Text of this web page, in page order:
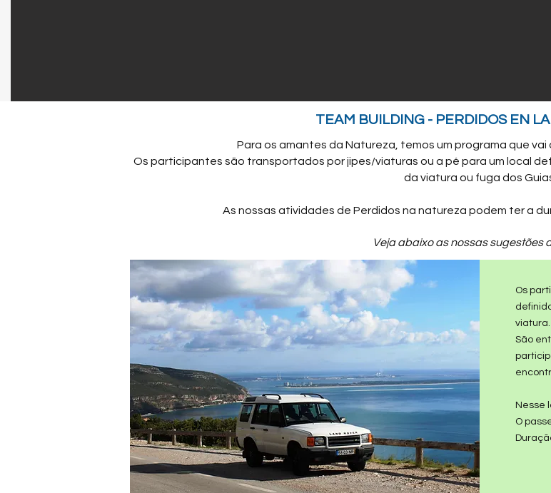
TEAM BUILDING - PERDIDOS EN
Para os amantes da Natureza, temos um programa que
Os participantes são transportados por jipes/viaturas ou a pé para um local
da viatura ou fuga dos
As nossas atividades de Perdidos na natureza podem ter a
Veja abaixo as nossas sugestões
Os
viatura.
São
Nesse
O